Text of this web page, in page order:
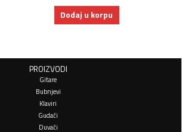
Dodaj u korpu
PROIZVODI
Gitare
Bubnjevi
Klaviri
Gudači
Duvači